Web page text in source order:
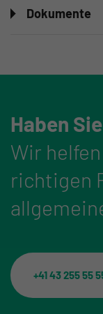
Dokumente
Haben
Wir
richtigen
+41 43 255 55